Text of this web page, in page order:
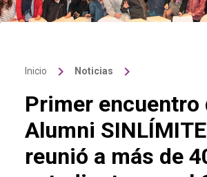
Inicio keyboard_arrow_right Noticias keyboard_arrow_right
Primer encuentro
Alumni
reunió a más de